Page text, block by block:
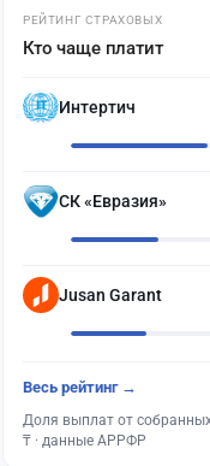
РЕЙТИНГ СТРАХОВЫХ
Кто чаще платит
Интертич
СК «Евразия»
Jusan Garant
Весь рейтинг →
Доля выплат от
₸ · данные АРРФР